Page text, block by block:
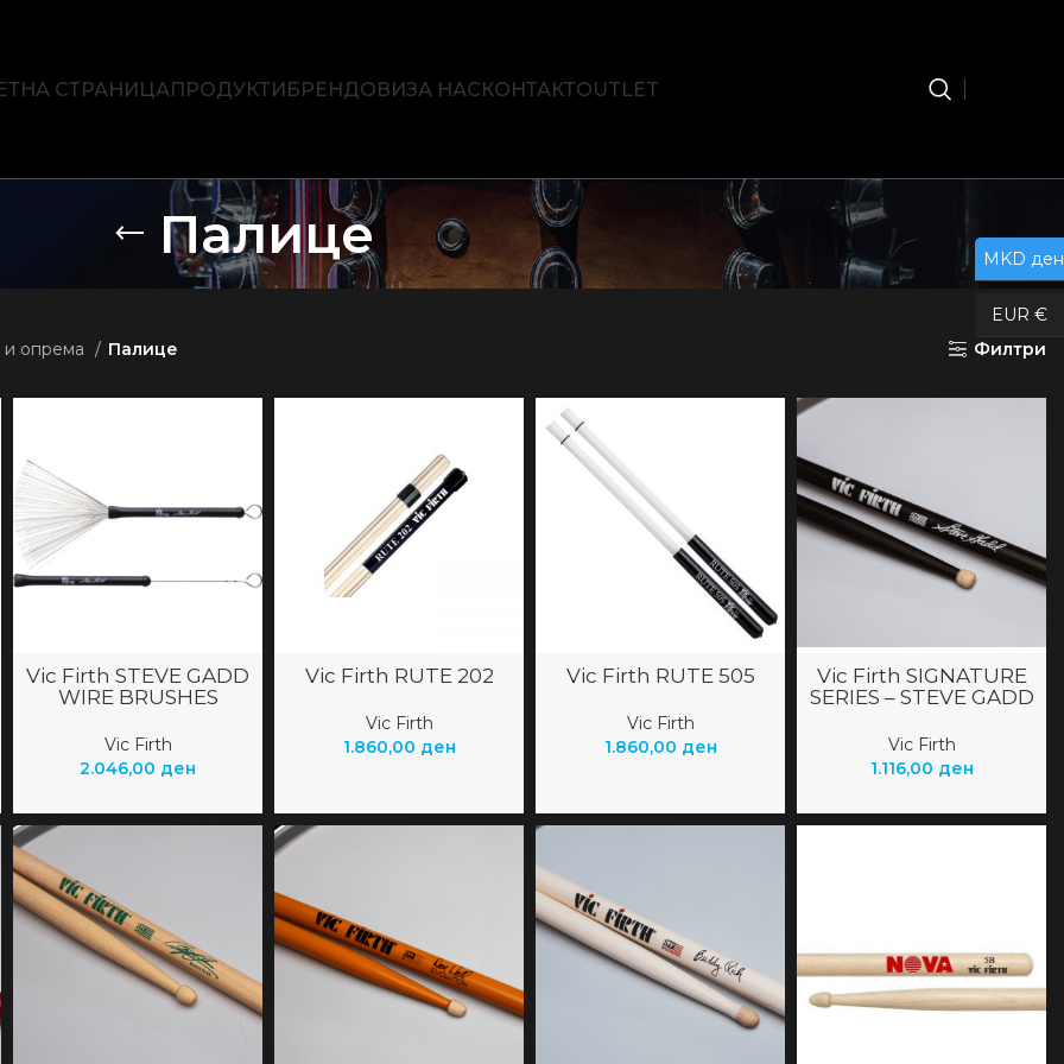
СТРАНИЦАПРОДУКТИБРЕНДОВИЗА НАСКОНТАКТOUTLET
Палице
и опрема Палице Филтри
Vic Firth STEVE GADD
WIRE BRUSHES
Vic Firth
2.046,00 ден
Vic Firth RUTE 202
Vic Firth
1.860,00 ден
Vic Firth RUTE 505
Vic Firth
1.860,00 ден
Vic Firth SIGNATURE
SERIES – STEVE GADD
Vic Firth
1.116,00 ден
MKD ден
EUR €